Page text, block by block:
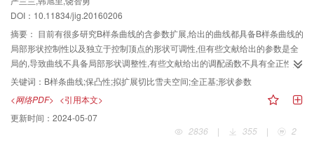
DOI：10.11834/jig.20160206
摘要： 目前有很多研究B样条曲线的含参数扩展,给出的曲线都具备B样条曲线的
局部形状控制性以及独立于控制顶点的形状可调性,但有些文献给出的参数是全
局的,导致曲线不具备局部形状调整性,有些文献给出的调配函数不具有全正性,导
致曲线不具备变差缩减性、保凸性。本文的出发点是构造同时具备保凸性、局
部形状调整性、局部形状控制性的曲线。 首先运用拟扩展函数空间的理论框架
证明了已有的3次Bézier曲线的扩展基,简称-Bernstein基,恰好为所在空间中的规
范B基。然后运用-Bernstein基的线性组合来构造3次均匀B样条曲线的扩展基,根
据预设的曲线性质反推出扩展基的性质,进而求出线性组合的系数,得出扩展基的
关键词： B样条曲线;保凸性;拟扩展切比雪夫空间;全正基;形状参数
<网络PDF> <引用本文>
更新时间： 2024-05-07
2836
| 355 | 2